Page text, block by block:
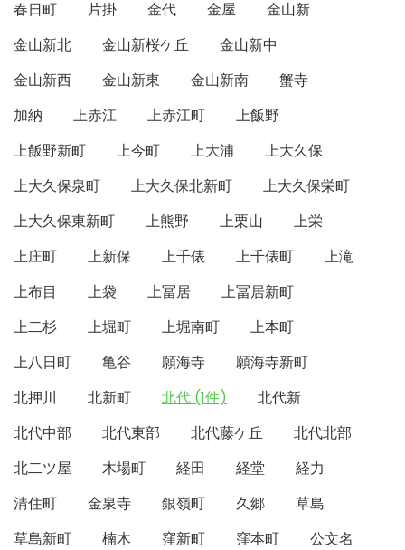
春日町 片掛 金代 金屋
金山新
金山新北
金山新桜ケ丘
金山新中
金山新西
金山新東 金山新南
蟹寺
加納
上赤江 上赤江町
上飯野
上飯野新町
上今町 上大浦
上大久保
上大久保泉町
上大久保北新町
上大久保栄町
上大久保東新町
上熊野 上栗山
上栄
上庄町
上新保 上千俵 上千俵町
上滝
上布目
上袋 上冨居
上冨居新町
上二杉
上堀町 上堀南町
上本町
上八日町
亀谷 願海寺
願海寺新町
北押川
北新町 北代 (1件)
北代新
北代中部
北代東部 北代藤ケ丘
北代北部
北二ツ屋
木場町 経田 経堂
経力
清住町
金泉寺 銀嶺町 久郷
草島
草島新町
楠木 窪新町 窪本町
公文名